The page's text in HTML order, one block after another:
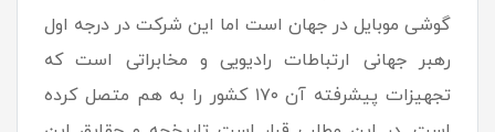
گوشی موبایل در جهان است اما این شرکت در درجه اول
رهبر جهانی ارتباطات رادیویی و مخابراتی است که
تجهیزات پیشرفته آن ۱۷۰ کشور را به هم متصل کرده